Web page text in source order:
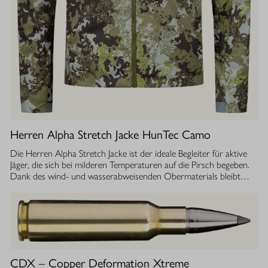
Herren Alpha Stretch Jacke HunTec Camo
Die Herren Alpha Stretch Jacke ist der ideale Begleiter für aktive
Jäger, die sich bei milderen Temperaturen auf die Pirsch begeben.
Dank des wind- und wasserabweisenden Obermaterials bleibt
leicht und dehnbar ist. Die geräuscharme Verarbeitung sorgt
dafür, dass Sie sich unbemerkt fortbewegen können. Die
luftdurchlässige Isolierung ermöglicht einen optimalen
Feuchtigkeitstransport, sodass Sie auch bei anstrengenden
Aktivitäten stets ein angenehmes Tragegefühl haben. Ob im
CDX – Copper Deformation Xtreme